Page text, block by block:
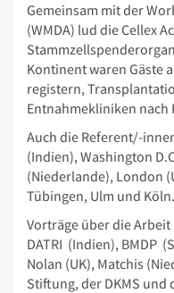
Gemeinsam mit der
(WMDA) lud die Cellex
Kontinent waren Gäste
registern,
Entnahmekliniken nach
Auch die Referent/-
(Indien), Washington
(Niederlande), London
Tübingen, Ulm und Köln.
Vorträge über die
DATRI (Indien), BMDP
Nolan (UK), Matchis
Stiftung, der DKMS und